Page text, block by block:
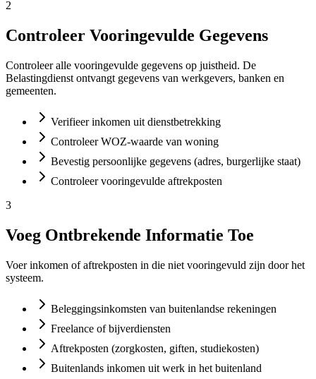
2
Controleer Vooringevulde Gegevens
Controleer alle vooringevulde gegevens op juistheid. De
Belastingdienst ontvangt gegevens van werkgevers, banken en
gemeenten.
Verifieer inkomen uit dienstbetrekking
Controleer WOZ-waarde van woning
Bevestig persoonlijke gegevens (adres, burgerlijke staat)
Controleer vooringevulde aftrekposten
3
Voeg Ontbrekende Informatie Toe
Voer inkomen of aftrekposten in die niet vooringevuld zijn door het
systeem.
Beleggingsinkomsten van buitenlandse rekeningen
Freelance of bijverdiensten
Aftrekposten (zorgkosten, giften, studiekosten)
Buitenlands inkomen uit werk in het buitenland